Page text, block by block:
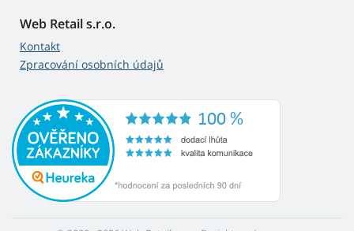
Web Retail s.r.o.
Kontakt
Zpracování osobních údajů